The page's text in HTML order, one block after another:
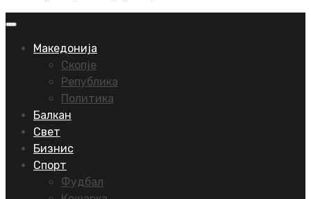
Primary
Македонија
Скопје
Република
Политика
Балкан
Свет
Бизнис
Спорт
Фудбал